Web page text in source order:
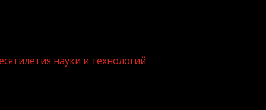
науки и технологий